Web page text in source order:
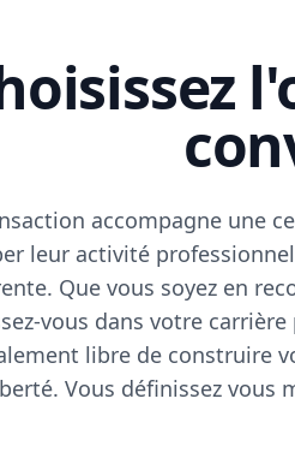
accompagne une
leur activité
Que vous soyez en
vous dans votre
libre de construire
Vous définissez vous